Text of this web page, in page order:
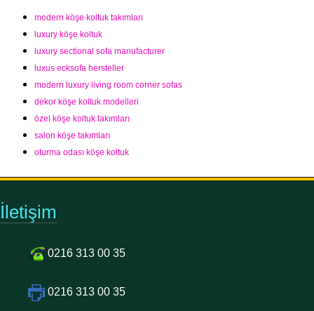
modern köşe koltuk takımları
luxury köşe koltuk
luxury sectional sofa manufacturer
luxus ecksofa hersteller
modern luxury living room corner sofas
dekor köşe koltuk modelleri
özel köşe koltuk takımları
salon köşe takımları
oturma odası köşe koltuk
İletişim
0216 313 00 35
0216 313 00 35